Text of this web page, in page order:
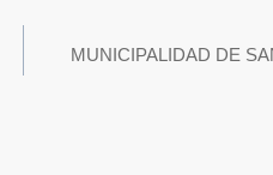
MUNICIPALIDAD DE